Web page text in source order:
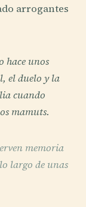
arrogantes
hace unos
el duelo y la
cuando
mamuts.
memoria
largo de unas